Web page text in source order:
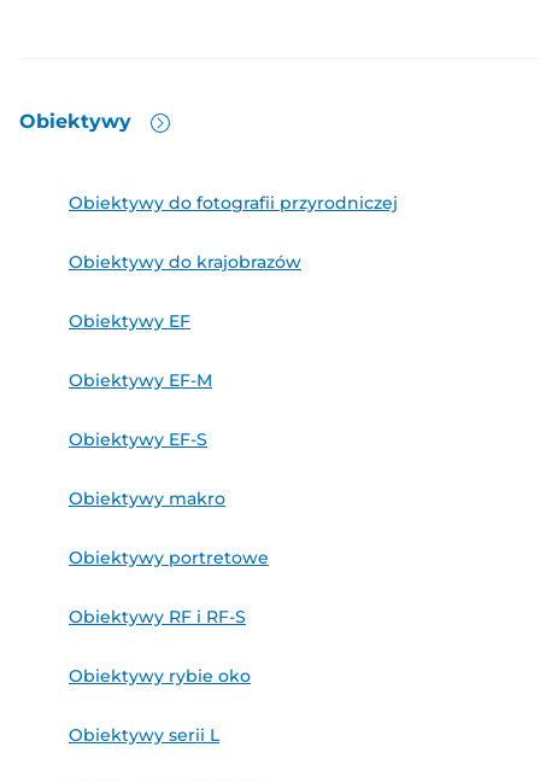
Obiektywy
Obiektywy do fotografii przyrodniczej
Obiektywy do krajobrazów
Obiektywy EF
Obiektywy EF-M
Obiektywy EF-S
Obiektywy makro
Obiektywy portretowe
Obiektywy RF i RF-S
Obiektywy rybie oko
Obiektywy serii L